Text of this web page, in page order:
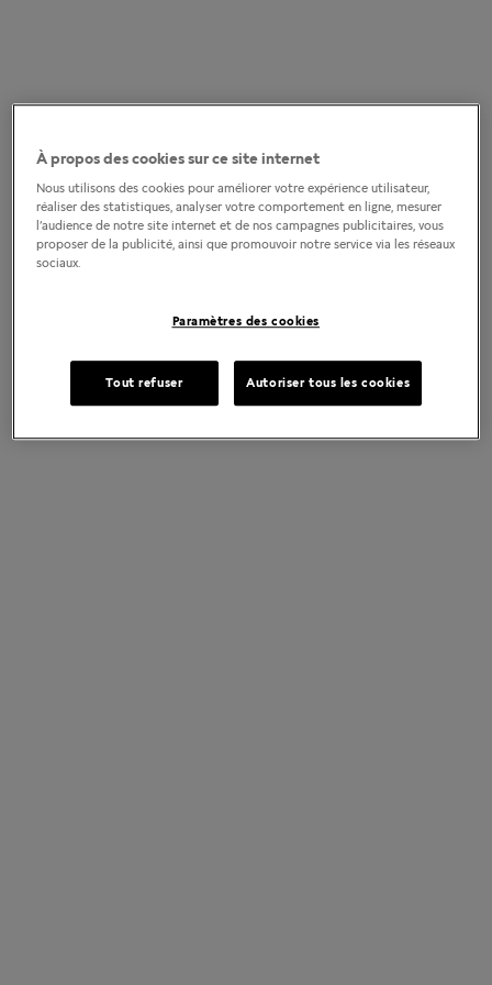
À propos des cookies sur ce site internet
Nous utilisons des cookies pour améliorer votre expérience utilisateur,
réaliser des statistiques, analyser votre comportement en ligne, mesurer
l’audience de notre site internet et de nos campagnes publicitaires, vous
proposer de la publicité, ainsi que promouvoir notre service via les réseaux
sociaux.
Paramètres des cookies
Tout refuser Autoriser tous les cookies